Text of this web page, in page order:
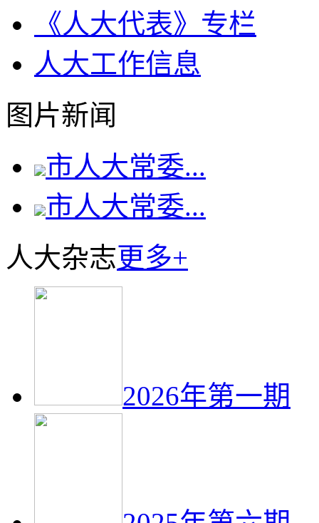
《人大代表》专栏
人大工作信息
图片新闻
市人大常委...
市人大常委...
人大杂志更多+
2026年第一期